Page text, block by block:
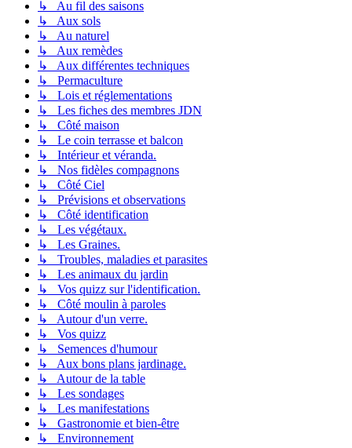
↳ Au fil des saisons
↳ Aux sols
↳ Au naturel
↳ Aux remèdes
↳ Aux différentes techniques
↳ Permaculture
↳ Lois et réglementations
↳ Les fiches des membres JDN
↳ Côté maison
↳ Le coin terrasse et balcon
↳ Intérieur et véranda.
↳ Nos fidèles compagnons
↳ Côté Ciel
↳ Prévisions et observations
↳ Côté identification
↳ Les végétaux.
↳ Les Graines.
↳ Troubles, maladies et parasites
↳ Les animaux du jardin
↳ Vos quizz sur l'identification.
↳ Côté moulin à paroles
↳ Autour d'un verre.
↳ Vos quizz
↳ Semences d'humour
↳ Aux bons plans jardinage.
↳ Autour de la table
↳ Les sondages
↳ Les manifestations
↳ Gastronomie et bien-être
↳ Environnement